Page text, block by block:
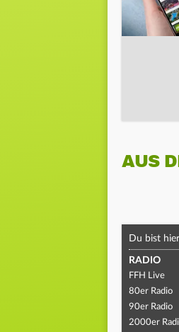
AUS
Du bist
RADIO
FFH Live
80er Radio
90er Radio
2000er